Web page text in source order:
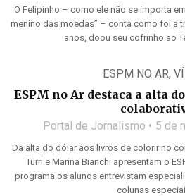
O Felipinho – como ele não se importa
menino das moedas” – conta como foi a
anos, doou seu cofrinho ao
ESPM NO AR,
ESPM no Ar destaca a alta
Portal de Jornalismo 5 de
Da alta do dólar aos livros de colorir no
Turri e Marina Bianchi apresentam o
programa os alunos entrevistam
colunas